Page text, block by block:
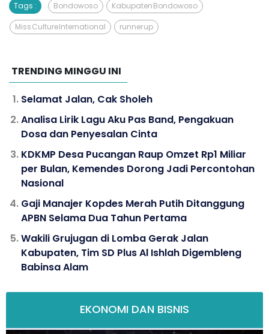
Tags : Bondowoso Kabupaten Bondowoso
Miss Culture International runner up
TRENDING MINGGU INI
Selamat Jalan, Cak Sholeh
Analisa Lirik Lagu Aku Pas Band, Pengakuan
Dosa dan Penyesalan Cinta
KDKMP Desa Pucangan Raup Omzet Rp1 Miliar
per Bulan, Kemendes Dorong Jadi Percontohan
Nasional
Gaji Manajer Kopdes Merah Putih Ditanggung
APBN Selama Dua Tahun Pertama
Wakili Grujugan di Lomba Gerak Jalan
Kabupaten, Tim SD Plus Al Ishlah Digembleng
Babinsa Alam
EKONOMI DAN BISNIS